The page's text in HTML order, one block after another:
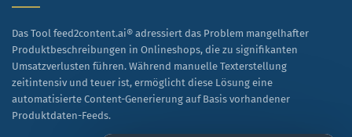
Das Tool feed2content.ai® adressiert das Problem mangelhafter
Produktbeschreibungen in Onlineshops, die zu signifikanten
Umsatzverlusten führen. Während manuelle Texterstellung
zeitintensiv und teuer ist, ermöglicht diese Lösung eine
automatisierte Content-Generierung auf Basis vorhandener
Produktdaten-Feeds.